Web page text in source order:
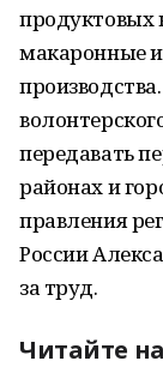
продуктовых
макаронные
передавать
районах и
правления
России
за труд.
Читайте